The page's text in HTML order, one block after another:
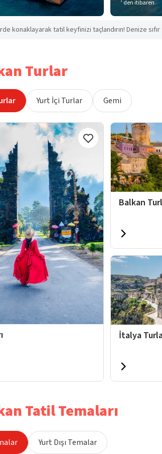
’ den itibaren
konaklayarak tatil keyfinizi taçlandırın! Denize
Turlar
Yurt İçi Turlar Gemi
Balkan
İtalya
Tatil Temaları
Yurt Dışı Temalar